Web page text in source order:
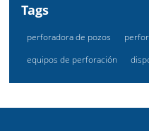
Tags
perforadora de pozos
equipos de perforación